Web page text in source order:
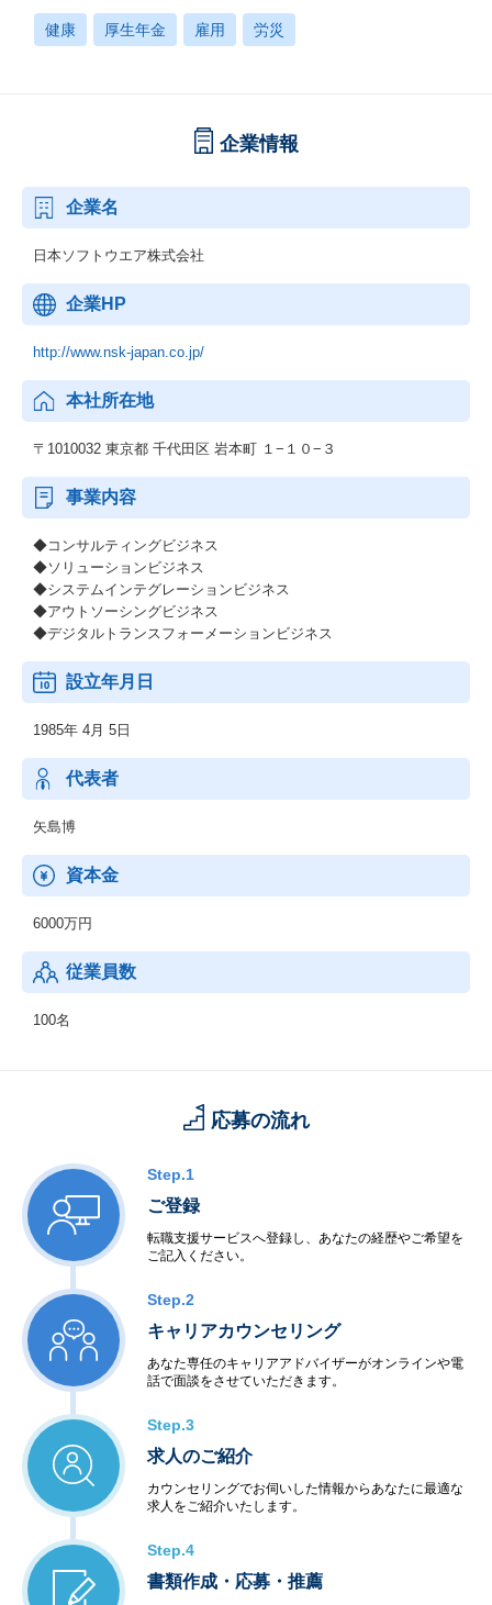
健康 厚生年金 雇用 労災
企業情報
企業名
日本ソフトウエア株式会社
企業HP
http://www.nsk-japan.co.jp/
本社所在地
〒1010032 東京都 千代田区 岩本町 １−１０−３
事業内容
◆コンサルティングビジネス
◆ソリューションビジネス
◆システムインテグレーションビジネス
◆アウトソーシングビジネス
◆デジタルトランスフォーメーションビジネス
設立年月日
1985年 4月 5日
代表者
矢島博
資本金
6000万円
従業員数
100名
応募の流れ
Step.1
ご登録
転職支援サービスへ登録し、あなたの経歴やご希望を
ご記入ください。
Step.2
キャリアカウンセリング
あなた専任のキャリアアドバイザーがオンラインや電
話で面談をさせていただきます。
Step.3
求人のご紹介
カウンセリングでお伺いした情報からあなたに最適な
求人をご紹介いたします。
Step.4
書類作成・応募・推薦